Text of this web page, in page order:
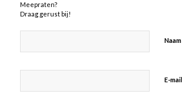
Meepraten?
Draag gerust bij!
Naam
E-mail